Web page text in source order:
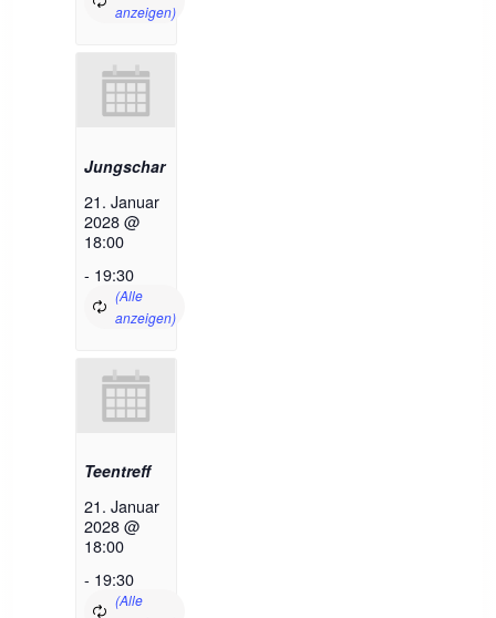
Jungschar
21. Januar
2028 @
18:00
- 19:30
Teentreff
21. Januar
2028 @
18:00
- 19:30